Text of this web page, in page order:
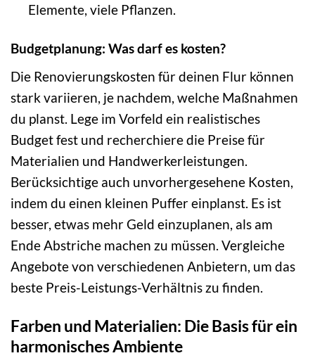
Elemente, viele Pflanzen.
Budgetplanung: Was darf es kosten?
Die Renovierungskosten für deinen Flur können
stark variieren, je nachdem, welche Maßnahmen
du planst. Lege im Vorfeld ein realistisches
Budget fest und recherchiere die Preise für
Materialien und Handwerkerleistungen.
Berücksichtige auch unvorhergesehene Kosten,
indem du einen kleinen Puffer einplanst. Es ist
besser, etwas mehr Geld einzuplanen, als am
Ende Abstriche machen zu müssen. Vergleiche
Angebote von verschiedenen Anbietern, um das
beste Preis-Leistungs-Verhältnis zu finden.
Farben und Materialien: Die Basis für ein
harmonisches Ambiente